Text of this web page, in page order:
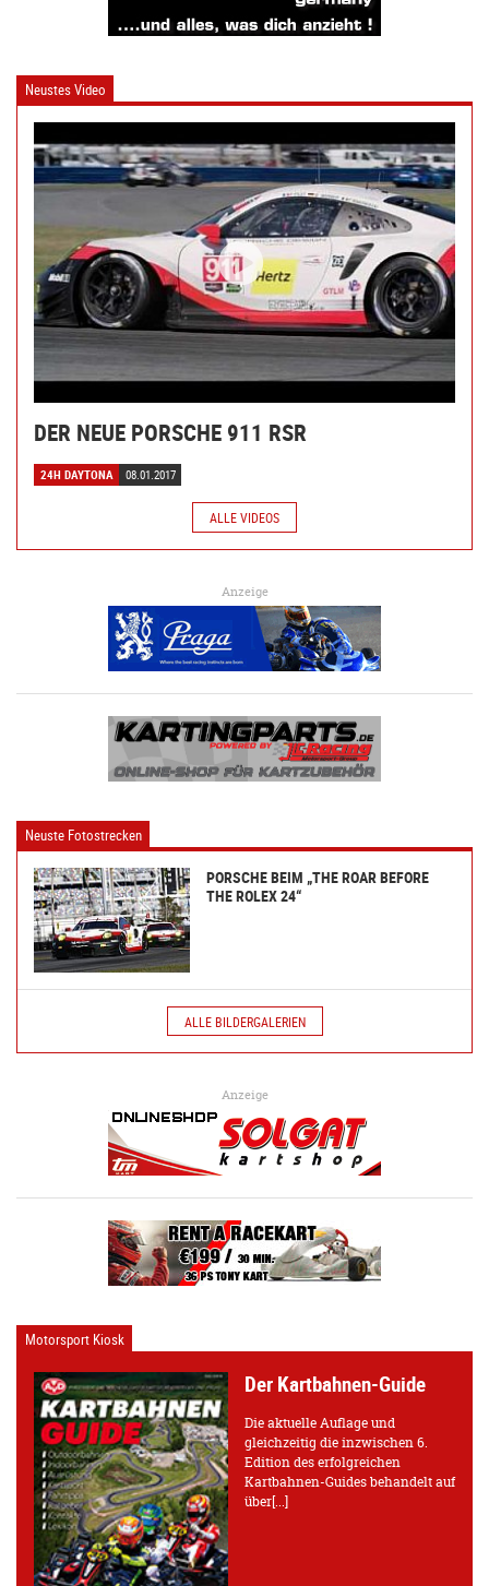
Neustes Video
DER NEUE PORSCHE 911 RSR
24H DAYTONA 08.01.2017
ALLE VIDEOS
Anzeige
Neuste Fotostrecken
PORSCHE BEIM „THE ROAR BEFORE
THE ROLEX 24“
ALLE BILDERGALERIEN
Anzeige
Motorsport Kiosk
Der Kartbahnen-Guide
Die aktuelle Auflage und
gleichzeitig die inzwischen 6.
Edition des erfolgreichen
Kartbahnen-Guides behandelt auf
über[...]